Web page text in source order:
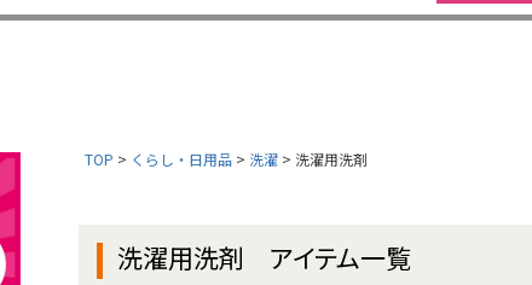
TOP くらし・日用品 洗濯 洗濯用洗剤
洗濯用洗剤 アイテム一覧